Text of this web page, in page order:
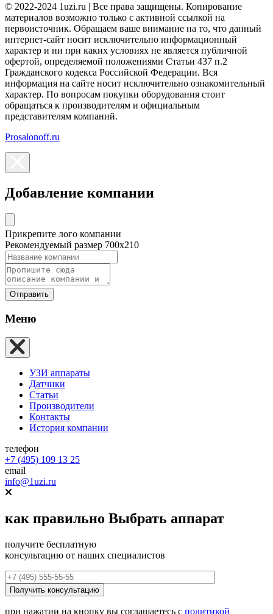
© 2022-2024 1uzi.ru | Все права защищены. Копирование
материалов возможно только с активной ссылкой на
первоисточник. Обращаем ваше внимание на то, что данный
интернет-сайт носит исключительно информационный
характер и ни при каких условиях не является публичной
офертой, определяемой положениями Статьи 437 п.2
Гражданского кодекса Российской Федерации. Вся
информация на сайте носит исключительно ознакомительный
характер. По вопросам покупки оборудования стоит
обращаться к производителям и официальным
представителям компаний.
Prosalonoff.ru
Добавление компании
Прикрепите лого компании
Рекомендуемый размер 700х210
Отправить
Меню
УЗИ аппараты
Датчики
Статьи
Производители
Контакты
История компании
телефон
+7 (495) 109 13 25
email
info@1uzi.ru
как правильно Выбрать аппарат
получите бесплатную
консультацию от наших специалистов
при нажатии на кнопку вы соглашаетесь с политикой